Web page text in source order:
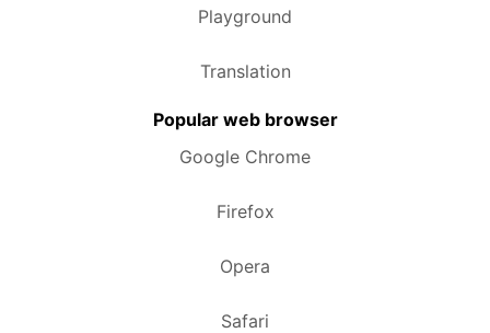
Playground
Translation
Popular web browser
Google Chrome
Firefox
Opera
Safari